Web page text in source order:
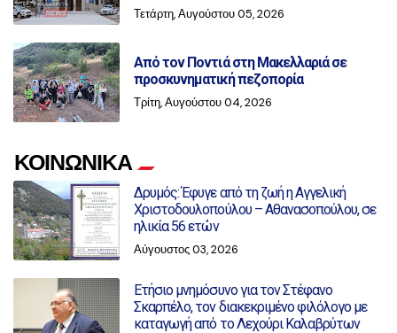
Τετάρτη, Αυγούστου 05, 2026
Από τον Ποντιά στη Μακελλαριά σε
προσκυνηματική πεζοπορία
Τρίτη, Αυγούστου 04, 2026
ΚΟΙΝΩΝΙΚΑ
Δρυμός: Έφυγε από τη ζωή η Αγγελική
Χριστοδουλοπούλου – Αθανασοπούλου, σε
ηλικία 56 ετών
Αύγουστος 03, 2026
Ετήσιο μνημόσυνο για τον Στέφανο
Σκαρπέλο, τον διακεκριμένο φιλόλογο με
καταγωγή από το Λεχούρι Καλαβρύτων